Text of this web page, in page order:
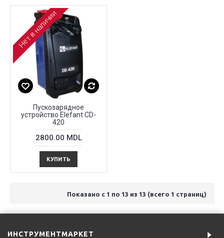
Нет в наличии
Пускозарядное
устройство Elefant CD-
420
2800.00 MDL
КУПИТЬ
Показано с 1 по 13 из 13 (всего 1 страниц)
ИНСТРУМЕНТМАРКЕТ